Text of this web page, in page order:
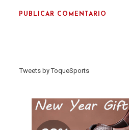
Tweets by ToqueSports